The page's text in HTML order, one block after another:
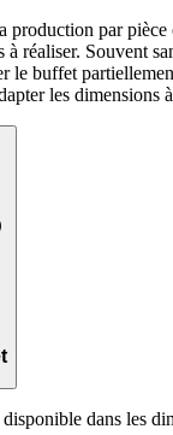
production par pièce
à réaliser. Souvent
le buffet
les dimensions
dans les